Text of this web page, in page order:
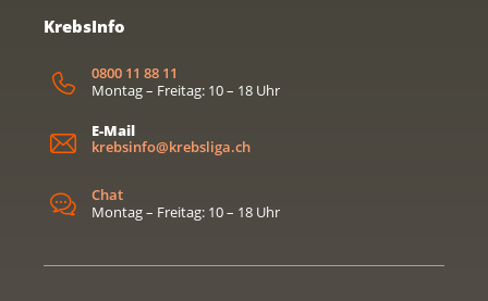
KrebsInfo
0800 11 88 11
Montag – Freitag: 10 – 18 Uhr
E-Mail
krebsinfo@krebsliga.ch
Chat
Montag – Freitag: 10 – 18 Uhr